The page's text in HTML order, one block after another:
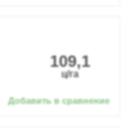
Добавить в сравнение
109,1
ц/га